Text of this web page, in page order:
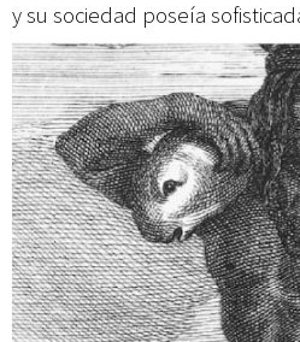
y su sociedad poseía